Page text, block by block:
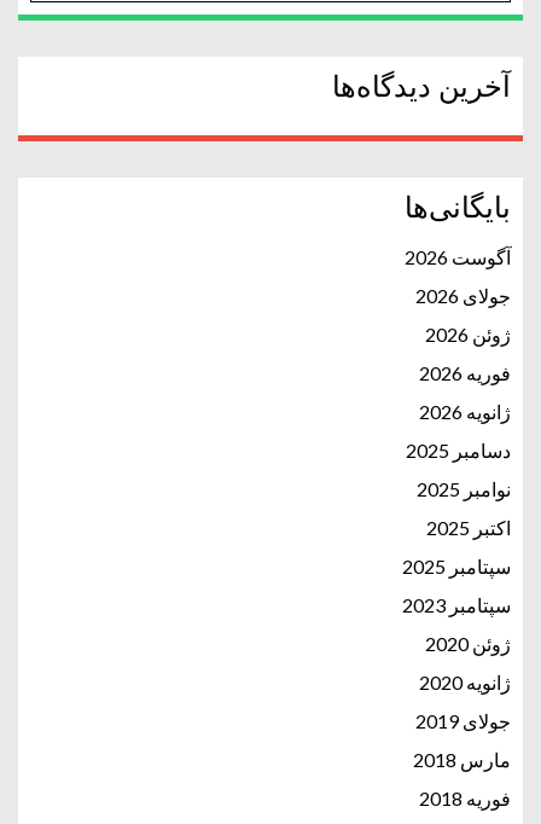
آخرین دیدگاه‌ها
بایگانی‌ها
آگوست 2026
جولای 2026
ژوئن 2026
فوریه 2026
ژانویه 2026
دسامبر 2025
نوامبر 2025
اکتبر 2025
سپتامبر 2025
سپتامبر 2023
ژوئن 2020
ژانویه 2020
جولای 2019
مارس 2018
فوریه 2018